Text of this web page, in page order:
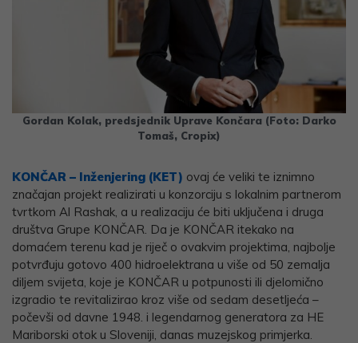
Gordan Kolak, predsjednik Uprave Končara (Foto: Darko
Tomaš, Cropix)
KONČAR – Inženjering (KET) ovaj će veliki te iznimno
značajan projekt realizirati u konzorciju s lokalnim partnerom
tvrtkom Al Rashak, a u realizaciju će biti uključena i druga
društva Grupe KONČAR. Da je KONČAR itekako na
domaćem terenu kad je riječ o ovakvim projektima, najbolje
potvrđuju gotovo 400 hidroelektrana u više od 50 zemalja
diljem svijeta, koje je KONČAR u potpunosti ili djelomično
izgradio te revitalizirao kroz više od sedam desetljeća –
počevši od davne 1948. i legendarnog generatora za HE
Mariborski otok u Sloveniji, danas muzejskog primjerka.